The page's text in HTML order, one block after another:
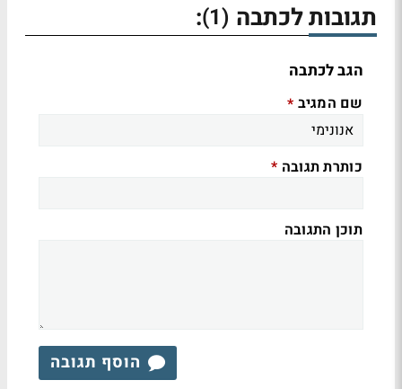
תגובות לכתבה (1)
:
הגב לכתבה
שם המגיב *
כותרת תגובה *
תוכן התגובה
הוסף תגובה